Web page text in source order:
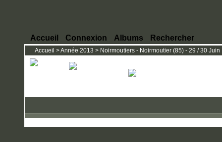
Accueil Connexion Albums Rechercher
Accueil >Année 2013 > Noirmoutiers - Noirmoutier (85) - 29 / 30 Juin